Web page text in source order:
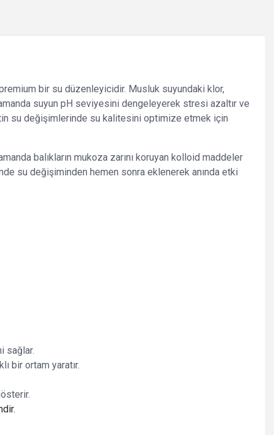
bir su düzenleyicidir. Musluk suyundaki klor,
suyun pH seviyesini dengeleyerek stresi azaltır ve
su değişimlerinde su kalitesini optimize etmek için
balıkların mukoza zarını koruyan kolloid maddeler
su değişiminden hemen sonra eklenerek anında etki
sağlar.
bir ortam yaratır.